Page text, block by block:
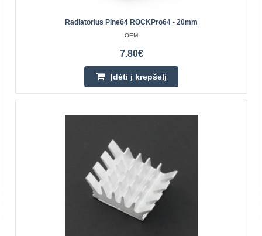
Įdėti į krepšelį
Pridėti prie pageidavimų sąrašo
Radiatorius Pine64 ROCKPro64 - 20mm
OEM
7.80€
Įdėti į krepšelį